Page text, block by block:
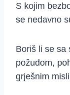
S kojim
se nedavno
Boriš li se sa
požudom,
grješnim